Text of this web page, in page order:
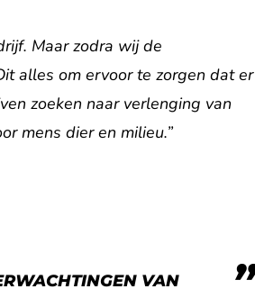
Maar zodra wij de
alles om ervoor te zorgen dat er
zoeken naar verlenging van
mens dier en milieu.”
VAN